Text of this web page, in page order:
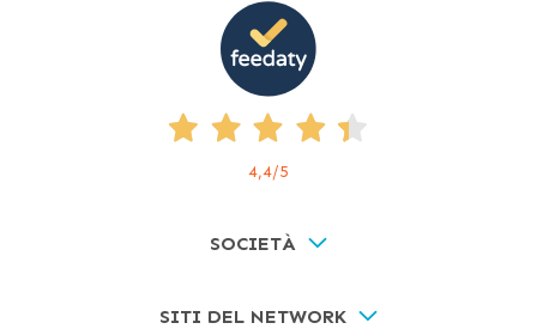
4,4/5
SOCIETÀ
SITI DEL NETWORK